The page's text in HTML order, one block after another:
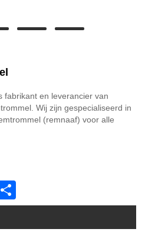
fabrikant en leverancier van
Wij zijn gespecialiseerd in
(remnaaf) voor alle